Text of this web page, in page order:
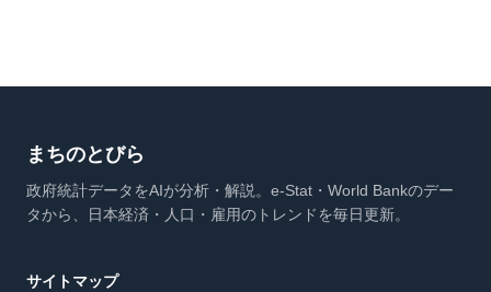
まちのとびら
政府統計データをAIが分析・解説。e-Stat・World Bankのデー
タから、日本経済・人口・雇用のトレンドを毎日更新。
サイトマップ